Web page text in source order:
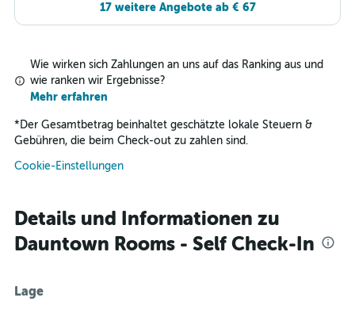
17 weitere Angebote ab € 67
Wie wirken sich Zahlungen an uns auf das Ranking aus und
wie ranken wir Ergebnisse?
Mehr erfahren
* Der Gesamtbetrag beinhaltet geschätzte lokale Steuern &
Gebühren, die beim Check-out zu zahlen sind.
Cookie-Einstellungen
Details und Informationen zu
Dauntown Rooms - Self Check-In
Lage